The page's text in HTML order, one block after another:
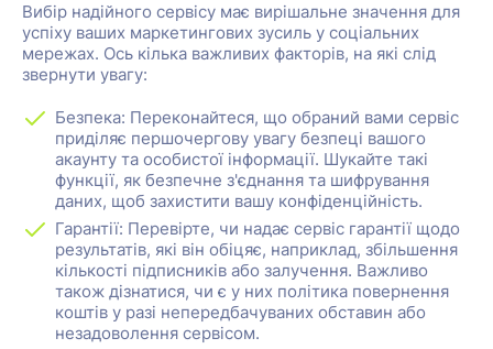
Вибір надійного сервісу має вирішальне значення для
успіху ваших маркетингових зусиль у соціальних
мережах. Ось кілька важливих факторів, на які слід
звернути увагу:
Безпека: Переконайтеся, що обраний вами сервіс
приділяє першочергову увагу безпеці вашого
акаунту та особистої інформації. Шукайте такі
функції, як безпечне з'єднання та шифрування
даних, щоб захистити вашу конфіденційність.
Гарантії: Перевірте, чи надає сервіс гарантії щодо
результатів, які він обіцяє, наприклад, збільшення
кількості підписників або залучення. Важливо
також дізнатися, чи є у них політика повернення
коштів у разі непередбачуваних обставин або
незадоволення сервісом.